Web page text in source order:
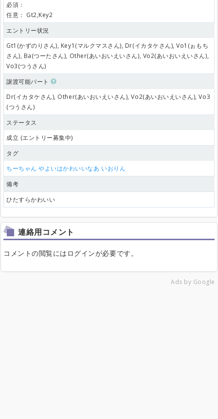
必須：
任意： Gt2,Key2
エントリー状況
Gt1(かずのりさん), Key1(マルクマスさん), Dr(イカタケさん), Vo1(ぉもち
さん), Ba(つーたさん), Other(あいおいえいさん), Vo2(あいおいえいさん),
Vo3(つうさん)
譲渡可能パート
Dr(イカタケさん), Other(あいおいえいさん), Vo2(あいおいえいさん), Vo3
(つうさん)
ステータス
成立 (エントリー募集中)
タグ
ちーちゃん やよいはかわいいなあ いおりん
備考
ひたすらかわいい
連絡用コメント
コメントの閲覧にはログインが必要です。
Ads by Google